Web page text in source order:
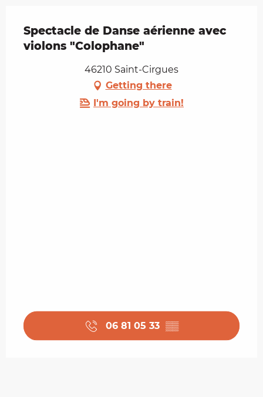
Spectacle de Danse aérienne avec
violons "Colophane"
46210 Saint-Cirgues
Getting there
I'm going by train!
06 81 05 33 ▒▒